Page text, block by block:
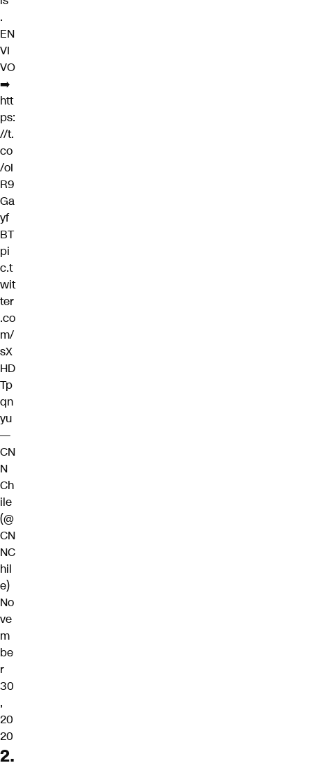
.
EN
VI
VO
➡️
htt
ps:
//t.
co
/oI
R9
Ga
yf
BT
pi
c.t
wit
ter
.co
m/
sX
HD
Tp
qn
yu
—
CN
N
Ch
ile
(@
CN
NC
hil
e)
No
ve
m
be
r
30
,
20
20
2.